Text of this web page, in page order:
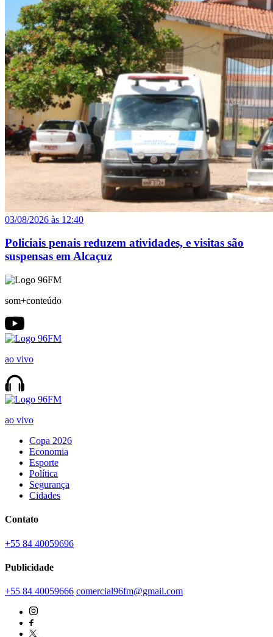
03/08/2026 às 12:40
Policiais penais reduzem atividades, e visitas são
suspensas em Alcaçuz
som+conteúdo
ao vivo
ao vivo
Copa 2026
Economia
Esporte
Política
Segurança
Cidades
Contato
+55 84 40059696
Publicidade
+55 84 40059666 comercial96fm@gmail.com